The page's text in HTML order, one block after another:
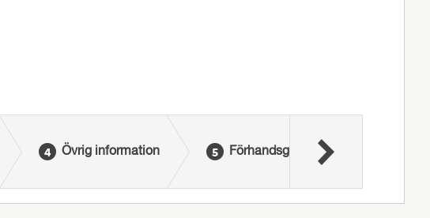
Övrig information Förhandsgranska